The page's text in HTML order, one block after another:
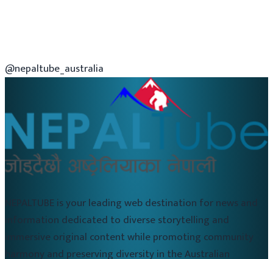
@nepaltube_australia
NEPALTUBE is your leading web destination for news and
information dedicated to diverse storytelling and
immersive original content while promoting community
harmony and preserving diversity in the Australian